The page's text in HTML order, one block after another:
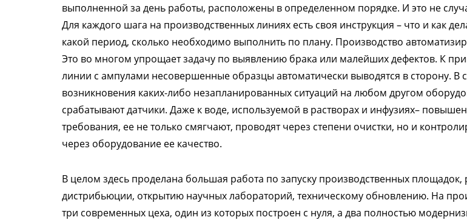
выполненной за день работы, расположены в определенном порядке. И это не
Для каждого шага на производственных линиях есть своя инструкция – что и как
какой период, сколько необходимо выполнить по плану. Производство
Это во многом упрощает задачу по выявлению брака или малейших дефектов. К
линии с ампулами несовершенные образцы автоматически выводятся в сторону. В
возникновения каких-либо незапланированных ситуаций на любом другом
срабатывают датчики. Даже к воде, используемой в растворах и инфузиях–
требования, ее не только смягчают, проводят через степени очистки, но и
через оборудование ее качество.
В целом здесь проделана большая работа по запуску производственных площадок,
дистрибьюции, открытию научных лабораторий, техническому обновлению. На
три современных цеха, один из которых построен с нуля, а два полностью